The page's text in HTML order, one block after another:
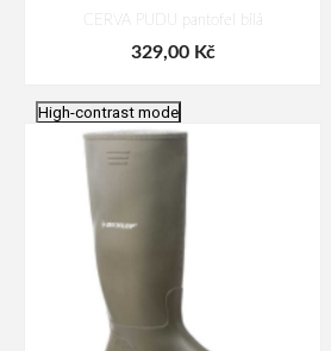
CERVA PUDU pantofel bílá
329,00 Kč
High-contrast mode